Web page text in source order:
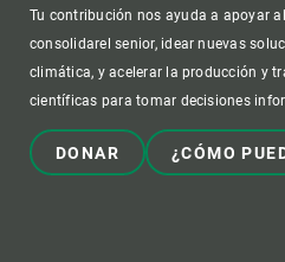
Tu contribución nos ayuda a apoyar
consolidarel senior, idear nuevas
climática, y acelerar la producción y
científicas para tomar decisiones
DONAR ¿CÓMO